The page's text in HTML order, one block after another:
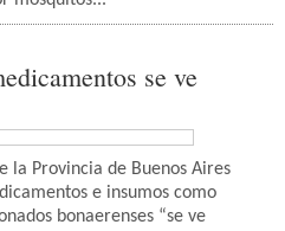
se ve
la Provincia de Buenos Aires
e insumos como
bonaerenses “se ve